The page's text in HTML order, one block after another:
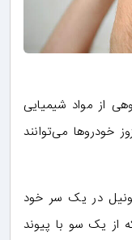
از مواد شیمیایی
خودروها می‌توانند
در یک سر خود
از یک سو با پیوند